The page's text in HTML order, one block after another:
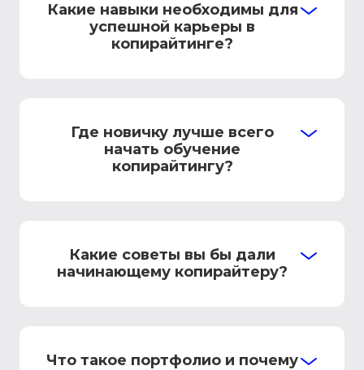
Какие навыки необходимы для
успешной карьеры в
копирайтинге?
Где новичку лучше всего
начать обучение
копирайтингу?
Какие советы вы бы дали
начинающему копирайтеру?
Что такое портфолио и почему